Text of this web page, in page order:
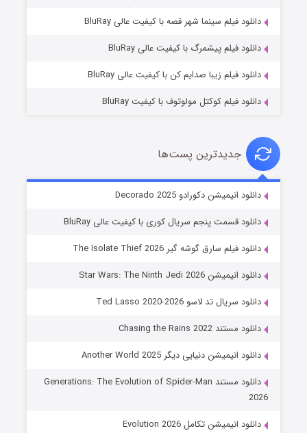
خاندان اژدها فصل ۳
جادوگری در مغولستان
قسمت۱۴ (زیرنویس) منتشر شد
دانلود فیلم سینما شهر قصه با کیفیت عالی BluRay
دانلود فیلم پیشمرگ با کیفیت عالی BluRay
دانلود فیلم زیبا صدایم کن با کیفیت عالی BluRay
دانلود فیلم کوکتل مولوتوف با کیفیت BluRay
جدیدترین پست‌ها
دانلود انیمیشن دکورادو Decorado 2025
دانلود قسمت پنجم سریال کوری با کیفیت عالی BluRay
دانلود فیلم سارق گوشه گیر The Isolate Thief 2026
دانلود انیمیشن Star Wars: The Ninth Jedi 2026
دانلود سریال تد لاسو Ted Lasso 2020-2026
دانلود مستند Chasing the Rains 2022
دانلود انیمیشن دنیایی دیگر Another World 2025
دانلود مستند Generations: The Evolution of Spider-Man
2026
دانلود انیمیشن تکامل Evolution 2026